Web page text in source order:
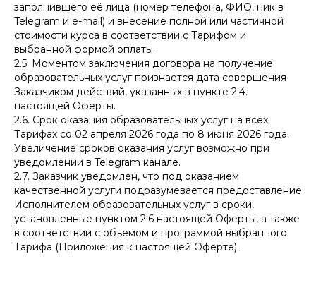
заполнившего её лица (номер телефона, ФИО, ник в
Telegram и e-mail) и внесение полной или частичной
стоимости курса в соответствии с Тарифом и
выбранной формой оплаты.
2.5. Моментом заключения договора на получение
образовательных услуг признается дата совершения
Заказчиком действий, указанных в пункте 2.4.
настоящей Оферты.
2.6. Срок оказания образовательных услуг на всех
Тарифах со 02 апреля 2026 года по 8 июня 2026 года.
Увеличение сроков оказания услуг возможно при
уведомлении в Telegram канале.
2.7. Заказчик уведомлен, что под оказанием
качественной услуги подразумевается предоставление
Исполнителем образовательных услуг в сроки,
установленные пунктом 2.6 настоящей Оферты, а также
в соответствии с объёмом и программой выбранного
Тарифа (Приложения к настоящей Оферте).